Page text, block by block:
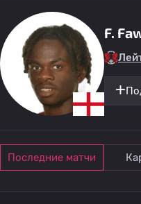
F.
Последние матчи